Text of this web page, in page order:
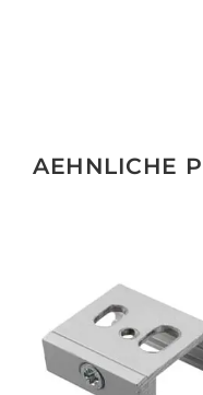
AEHNLICHE